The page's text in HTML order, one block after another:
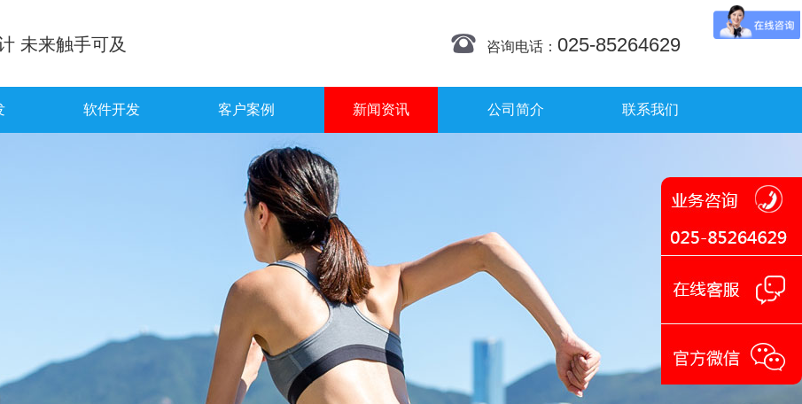
未来触手可及 咨询电话： 025-85264629
软件开发 客户案例 新闻资讯 公司简介 联系我们